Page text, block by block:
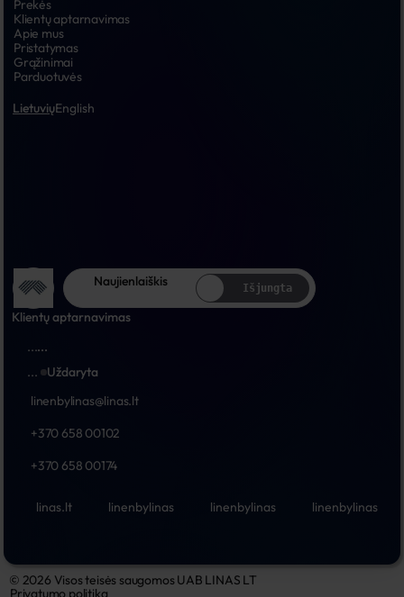
Prekės
Klientų aptarnavimas
Apie mus
Pristatymas
Grąžinimai
Parduotuvės
LietuviųEnglish
Naujienlaiškis Išjungta
Klientų aptarnavimas
......
...
Uždaryta
linenbylinas@linas.lt
+370 658 00102
+370 658 00174
linas.lt linenbylinas linenbylinas linenbylinas
© 2026 Visos teisės saugomos UAB LINAS LT
Privatumo politika